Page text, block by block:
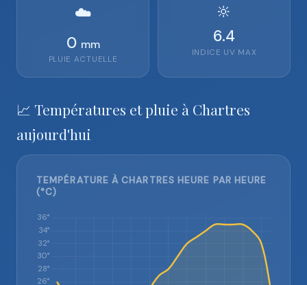
☁️
0 mm
PLUIE ACTUELLE
🔆
6.4
INDICE UV MAX
📈 Températures et pluie à Chartres
aujourd'hui
TEMPÉRATURE À CHARTRES HEURE PAR HEURE
(°C)